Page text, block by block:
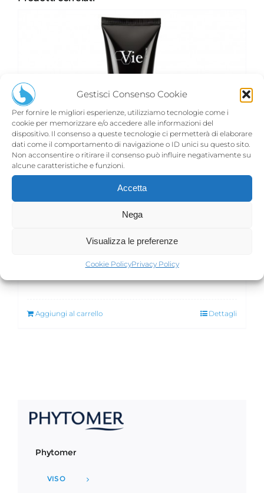
Gestisci Consenso Cookie
Per fornire le migliori esperienze, utilizziamo tecnologie come i
cookie per memorizzare e/o accedere alle informazioni del
dispositivo. Il consenso a queste tecnologie ci permetterà di elaborare
dati come il comportamento di navigazione o ID unici su questo sito.
Non acconsentire o ritirare il consenso può influire negativamente su
alcune caratteristiche e funzioni.
Accetta
Nega
Visualizza le preferenze
Cookie PolicyPrivacy Policy
Aggiungi al carrello Dettagli
Phytomer
VISO